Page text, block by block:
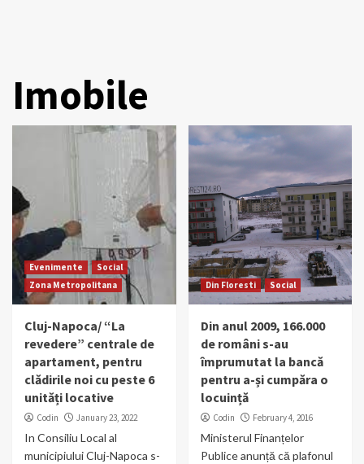
Imobile
Evenimente
Social
Zona Metropolitana
Cluj-Napoca/ “La
revedere” centrale de
apartament, pentru
clădirile noi cu peste 6
unități locative
Codin January 23, 2022
In Consiliu Local al
municipiului Cluj-Napoca s-
Din Floresti Social
Din anul 2009, 166.000
de români s-au
împrumutat la bancă
pentru a-și cumpăra o
locuință
Codin February 4, 2016
Ministerul Finanțelor
Publice anunță că plafonul